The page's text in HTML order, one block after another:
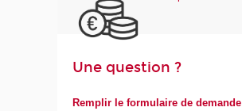
Une question ?
Remplir le formulaire de demande